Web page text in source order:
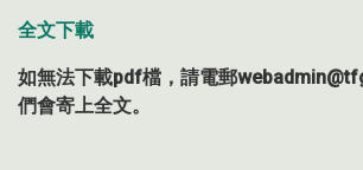
全文下載
如無法下載pdf檔，請電郵
們會寄上全文。